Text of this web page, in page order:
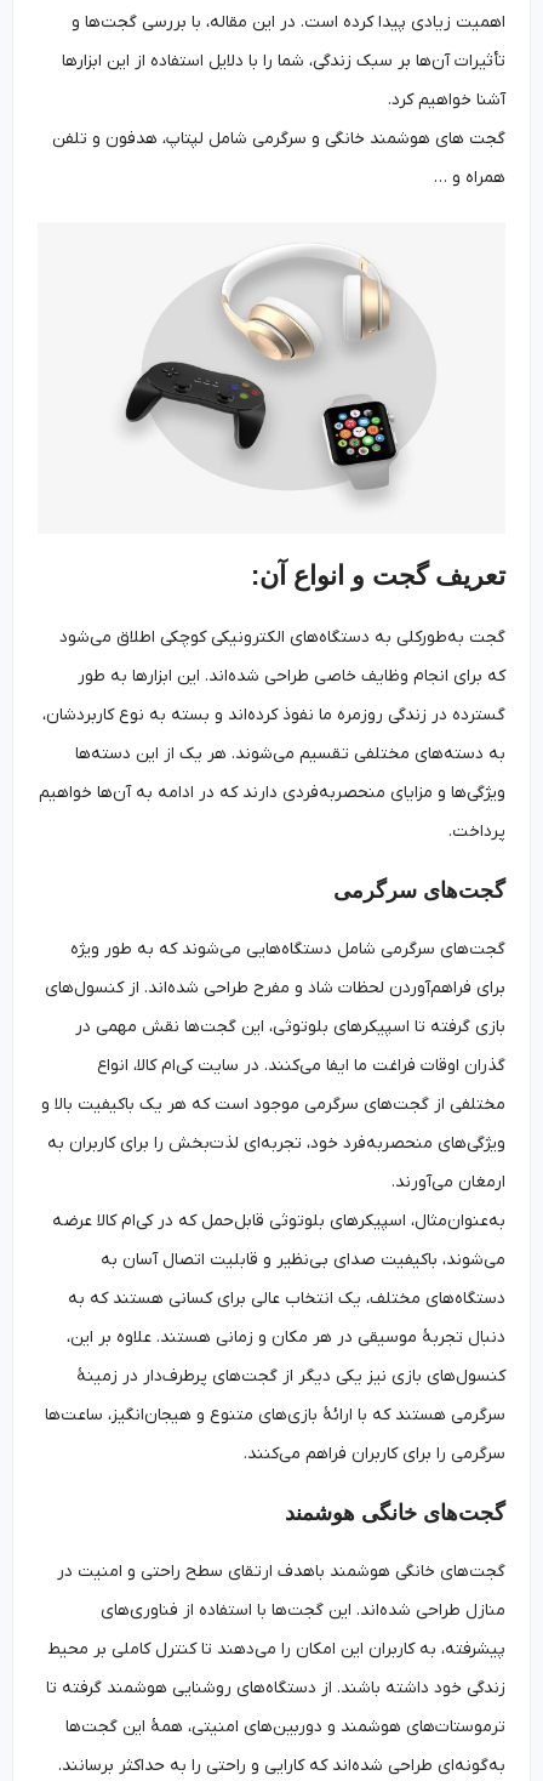
اهمیت زیادی پیدا کرده است. در این مقاله، با بررسی گجت‌ها و
تأثیرات آن‌ها بر سبک زندگی، شما را با دلایل استفاده از این ابزارها
آشنا خواهیم کرد.
گجت های هوشمند خانگی و سرگرمی شامل لپتاپ، هدفون و تلفن
همراه و …
تعریف گجت و انواع آن:
گجت به‌طورکلی به دستگاه‌های الکترونیکی کوچکی اطلاق می‌شود
که برای انجام وظایف خاصی طراحی شده‌اند. این ابزارها به طور
گسترده در زندگی روزمره ما نفوذ کرده‌اند و بسته به نوع کاربردشان،
به دسته‌های مختلفی تقسیم می‌شوند. هر یک از این دسته‌ها
ویژگی‌ها و مزایای منحصربه‌فردی دارند که در ادامه به آن‌ها خواهیم
پرداخت.
گجت‌های سرگرمی
گجت‌های سرگرمی شامل دستگاه‌هایی می‌شوند که به طور ویژه
برای فراهم‌آوردن لحظات شاد و مفرح طراحی شده‌اند. از کنسول‌های
بازی گرفته تا اسپیکرهای بلوتوثی، این گجت‌ها نقش مهمی در
گذران اوقات فراغت ما ایفا می‌کنند. در سایت کی‌ام کالا، انواع
مختلفی از گجت‌های سرگرمی موجود است که هر یک باکیفیت بالا و
ویژگی‌های منحصربه‌فرد خود، تجربه‌ای لذت‌بخش را برای کاربران به
ارمغان می‌آورند.
به‌عنوان‌مثال، اسپیکرهای بلوتوثی قابل‌حمل که در کی‌ام کالا عرضه
می‌شوند، باکیفیت صدای بی‌نظیر و قابلیت اتصال آسان به
دستگاه‌های مختلف، یک انتخاب عالی برای کسانی هستند که به
دنبال تجربهٔ موسیقی در هر مکان و زمانی هستند. علاوه بر این،
کنسول‌های بازی نیز یکی دیگر از گجت‌های پرطرف‌دار در زمینهٔ
سرگرمی هستند که با ارائهٔ بازی‌های متنوع و هیجان‌انگیز، ساعت‌ها
سرگرمی را برای کاربران فراهم می‌کنند.
گجت‌های خانگی هوشمند
گجت‌های خانگی هوشمند باهدف ارتقای سطح راحتی و امنیت در
منازل طراحی شده‌اند. این گجت‌ها با استفاده از فناوری‌های
پیشرفته، به کاربران این امکان را می‌دهند تا کنترل کاملی بر محیط
زندگی خود داشته باشند. از دستگاه‌های روشنایی هوشمند گرفته تا
ترموستات‌های هوشمند و دوربین‌های امنیتی، همهٔ این گجت‌ها
به‌گونه‌ای طراحی شده‌اند که کارایی و راحتی را به حداکثر برسانند.